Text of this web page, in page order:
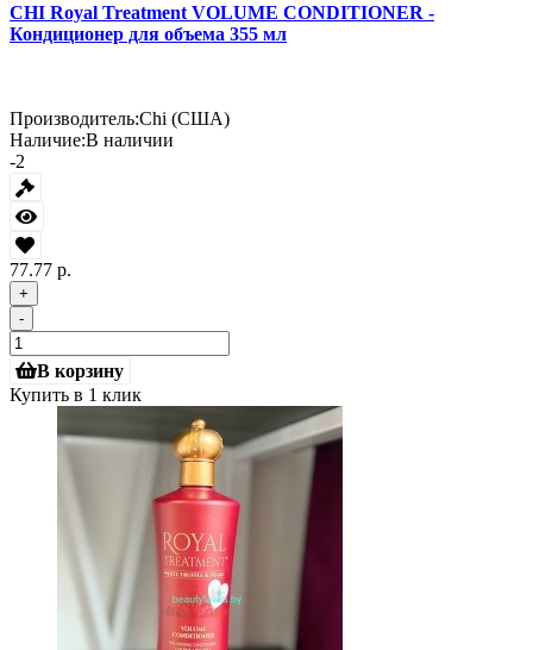
CHI Royal Treatment VOLUME CONDITIONER -
Кондиционер для объема 355 мл
Производитель:Chi (США)
Наличие:В наличии
-2
77.77 р.
+
-
В корзину
Купить в 1 клик